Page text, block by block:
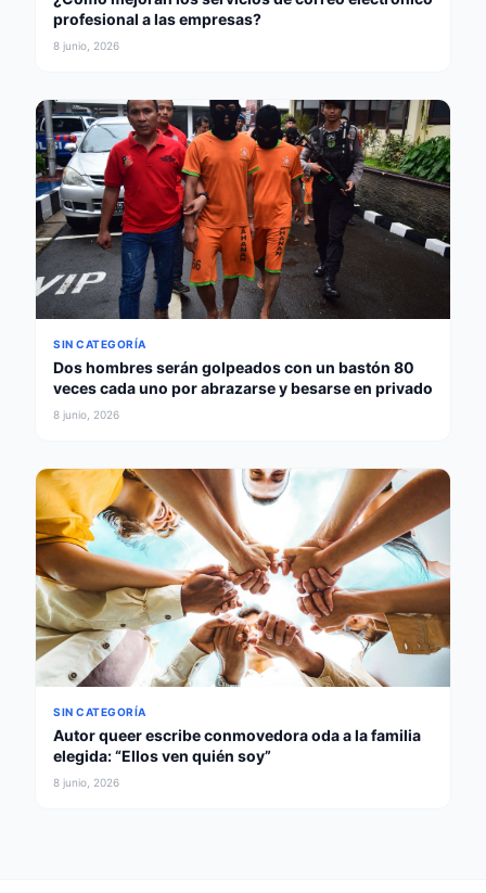
profesional a las empresas?
8 junio, 2026
SIN CATEGORÍA
Dos hombres serán golpeados con un bastón 80
veces cada uno por abrazarse y besarse en privado
8 junio, 2026
SIN CATEGORÍA
Autor queer escribe conmovedora oda a la familia
elegida: “Ellos ven quién soy”
8 junio, 2026